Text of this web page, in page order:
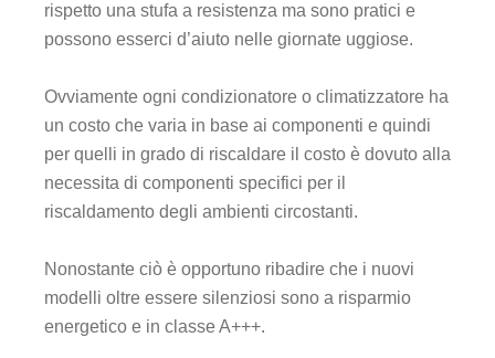
rispetto una stufa a resistenza ma sono pratici e
possono esserci d’aiuto nelle giornate uggiose.
Ovviamente ogni condizionatore o climatizzatore ha
un costo che varia in base ai componenti e quindi
per quelli in grado di riscaldare il costo è dovuto alla
necessita di componenti specifici per il
riscaldamento degli ambienti circostanti.
Nonostante ciò è opportuno ribadire che i nuovi
modelli oltre essere silenziosi sono a risparmio
energetico e in classe A+++.